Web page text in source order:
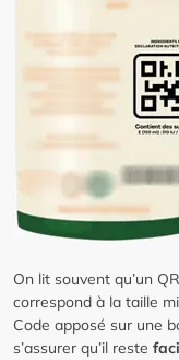
On lit souvent qu’un
correspond à la taille
Code apposé sur une
s’assurer qu’il reste